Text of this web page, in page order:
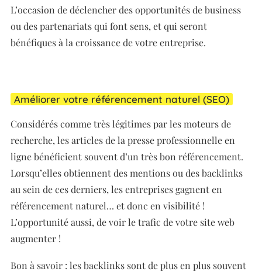
L’occasion de déclencher des opportunités de business
ou des partenariats qui font sens, et qui seront
bénéfiques à la croissance de votre entreprise.
Améliorer votre référencement naturel (SEO)
Considérés comme très légitimes par les moteurs de
recherche, les articles de la presse professionnelle en
ligne bénéficient souvent d’un très bon référencement.
Lorsqu’elles obtiennent des mentions ou des backlinks
au sein de ces derniers, les entreprises gagnent en
référencement naturel… et donc en visibilité !
L’opportunité aussi, de voir le trafic de votre site web
augmenter !
Bon à savoir : les backlinks sont de plus en plus souvent